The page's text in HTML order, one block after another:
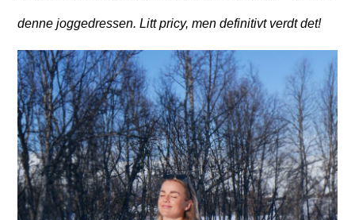
denne joggedressen. Litt pricy, men definitivt verdt det!